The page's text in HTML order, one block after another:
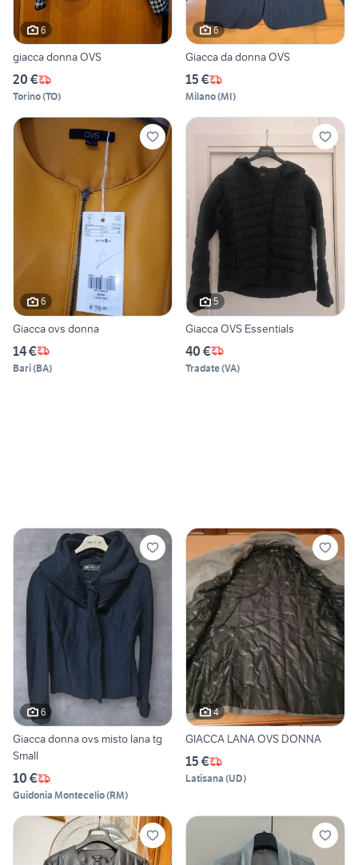
6
giacca donna OVS
20 €
Torino(TO)
6
Giacca da donna OVS
15 €
Milano(MI)
6
Giacca ovs donna
14 €
Bari(BA)
5
Giacca OVS Essentials
40 €
Tradate(VA)
6
Giacca donna ovs misto lana tg
Small
10 €
Guidonia Montecelio(RM)
4
GIACCA LANA OVS DONNA
15 €
Latisana (UD)